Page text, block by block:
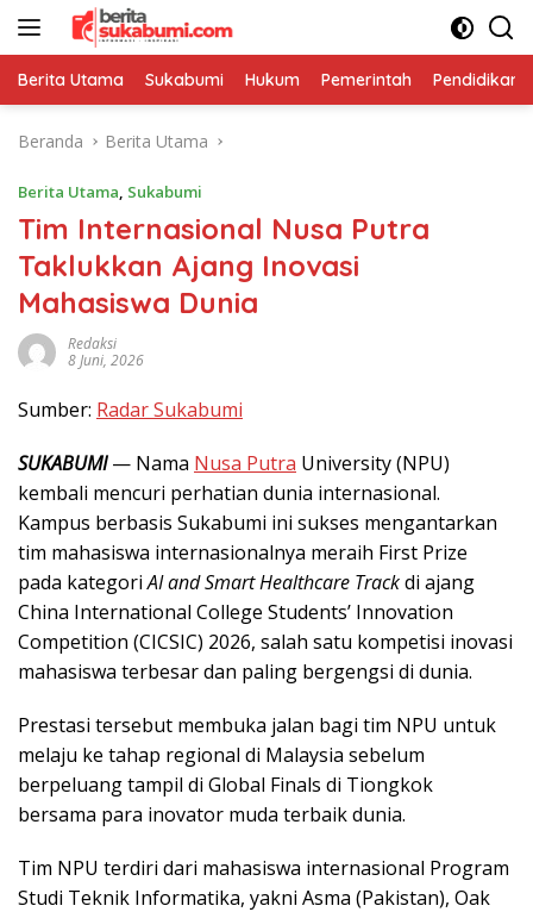
Langsung
Berita Utama Sukabumi Hukum Pemerintah Pendidikan
Beranda Berita Utama
Berita Utama, Sukabumi
Tim Internasional Nusa Putra
Taklukkan Ajang Inovasi
Mahasiswa Dunia
Redaksi
8 Juni, 2026
Sumber: Radar Sukabumi
SUKABUMI— Nama Nusa Putra University (NPU)
kembali mencuri perhatian dunia internasional.
Kampus berbasis Sukabumi ini sukses mengantarkan
tim mahasiswa internasionalnya meraih First Prize
pada kategoriAI and Smart Healthcare Trackdi ajang
China International College Students’ Innovation
Competition (CICSIC) 2026, salah satu kompetisi inovasi
mahasiswa terbesar dan paling bergengsi di dunia.
Prestasi tersebut membuka jalan bagi tim NPU untuk
melaju ke tahap regional di Malaysia sebelum
berpeluang tampil di Global Finals di Tiongkok
bersama para inovator muda terbaik dunia.
Tim NPU terdiri dari mahasiswa internasional Program
Studi Teknik Informatika, yakni Asma (Pakistan), Oak